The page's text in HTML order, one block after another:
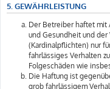
5. GEWÄHRLEISTUNG
Der Betreiber haftet mit
und Gesundheit und
(Kardinalpflichten) nur
fahrlässiges Verhalten
Folgeschäden wie
Die Haftung ist
grob fahrlässigem